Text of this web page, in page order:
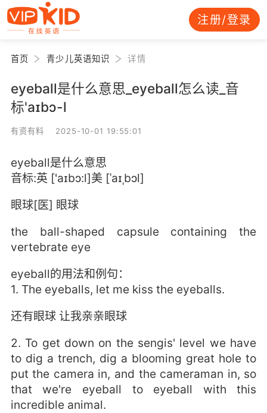
注册/登录
首页 青少儿英语知识 详情
eyeball是什么意思_eyeball怎么读_音
标'aɪbɔ-l
有资有料 2025-10-01 19:55:01
eyeball是什么意思
音标:英 ['aɪbɔ:l]美 [ˈaɪˌbɔl]
眼球[医] 眼球
the ball-shaped capsule containing the
vertebrate eye
eyeball的用法和例句：
1. The eyeballs, let me kiss the eyeballs.
还有眼球 让我亲亲眼球
2. To get down on the sengis' level we have
to dig a trench, dig a blooming great hole to
put the camera in, and the cameraman in, so
that we're eyeball to eyeball with this
incredible animal.